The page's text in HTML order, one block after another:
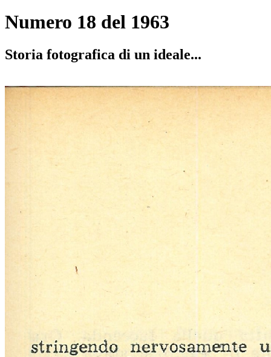
Numero 18 del 1963
Storia fotografica di un ideale...